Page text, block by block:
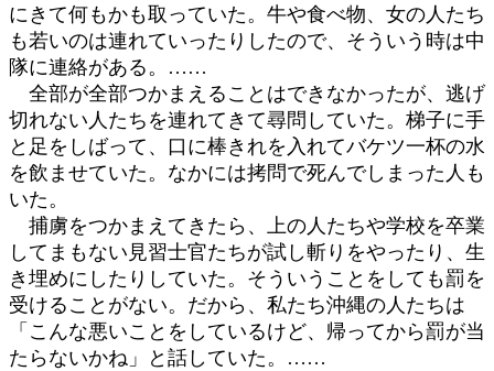
にきて何もかも取っていた。牛や食べ物、女の人たち
も若いのは連れていったりしたので、そういう時は中
隊に連絡がある。……
全部が全部つかまえることはできなかったが、逃げ
切れない人たちを連れてきて尋問していた。梯子に手
と足をしばって、口に棒きれを入れてバケツ一杯の水
を飲ませていた。なかには拷問で死んでしまった人も
いた。
捕虜をつかまえてきたら、上の人たちや学校を卒業
してまもない見習士官たちが試し斬りをやったり、生
き埋めにしたりしていた。そういうことをしても罰を
受けることがない。だから、私たち沖縄の人たちは
「こんな悪いことをしているけど、帰ってから罰が当
たらないかね」と話していた。……